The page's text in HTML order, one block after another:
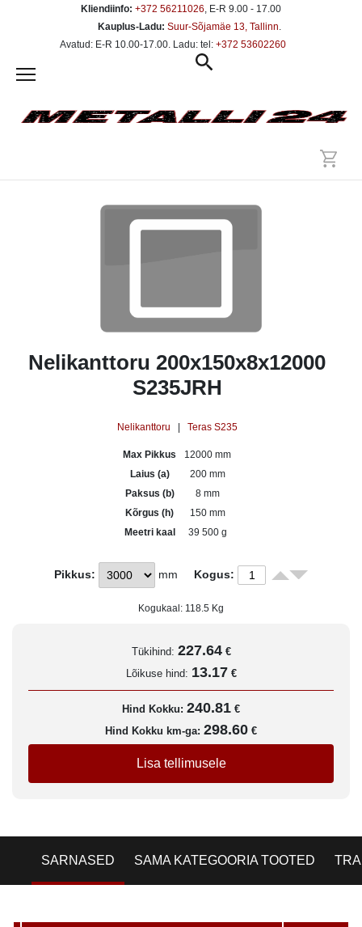
Kliendiinfo: +372 56211026, E-R 9.00 - 17.00
Kauplus-Ladu: Suur-Sõjamäe 13, Tallinn.
Avatud: E-R 10.00-17.00. Ladu: tel: +372 53602260
Nelikanttoru 200x150x8x12000
S235JRH
Nelikanttoru Teras S235
Max Pikkus
12000 mm
Laius (a)
200 mm
Paksus (b)
8 mm
Kõrgus (h)
150 mm
Meetri kaal
39 500 g
Pikkus: mm Kogus:
Kogukaal: 118.5 Kg
Tükihind: 227.64 €
Lõikuse hind: 13.17 €
Hind Kokku: 240.81 €
Hind Kokku km-ga: 298.60 €
Lisa tellimusele
SARNASED SAMA KATEGOORIA TOOTED